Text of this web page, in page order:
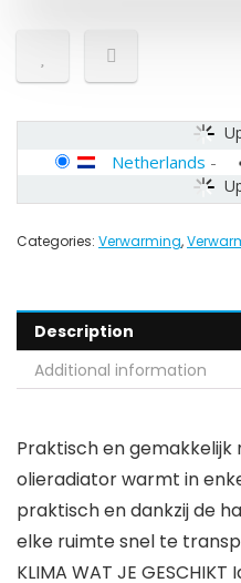
Netherlands -
Categories: Verwarming,
Description
Additional information
Praktisch en gemakkelijk
olieradiator warmt in
praktisch en dankzij de
elke ruimte snel te
KLIMA WAT JE